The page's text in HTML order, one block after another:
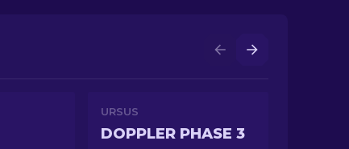
URSUS
DOPPLER PHASE 3